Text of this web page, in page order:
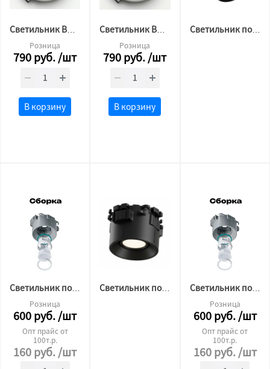
Розница
790руб./шт
В корзину
Розница
790руб./шт
В корзину
Светильник потолочный BH10 ЧЕРНЫЙ, под лампу gu10 ORB (CS)
Светильник потолочный BH10 БЕЛЫЙ, под лампу gu10 GAP (IP)
Розница
600руб./шт
Опт прайс от
100т.р.
160руб./шт
Светильник потолочный BH10 ЧЕРНЫЙ, под лампу gu10 GAP (IP) Светильник потолочный BH10 БЕЛЫЙ, под лампу gu10 ORB (CS)
Розница
600руб./шт
Опт прайс от
100т.р.
160руб./шт